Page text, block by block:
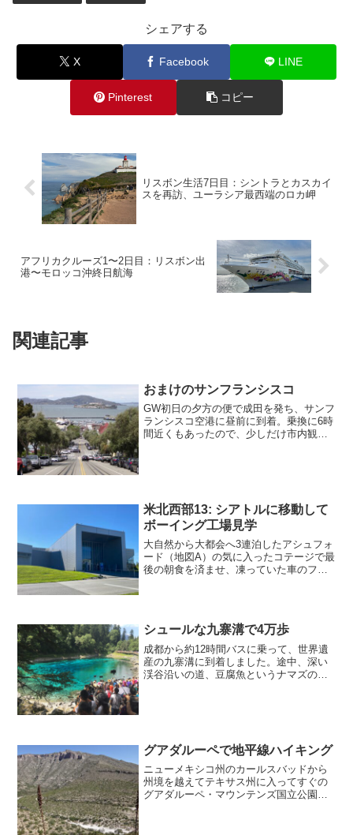
シェアする
X Facebook LINE
Pinterest コピー
リスボン生活7日目：シントラとカスカイ
スを再訪、ユーラシア最西端のロカ岬
アフリカクルーズ1〜2日目：リスボン出
港〜モロッコ沖終日航海
関連記事
おまけのサンフランシスコ
GW初日の夕方の便で成田を発ち、サンフ
ランシスコ空港に昼前に到着。乗換に6時
間近くもあったので、少しだけ市内観光
米北西部13: シアトルに移動して
ボーイング工場見学
大自然から大都会へ3連泊したアシュフォ
ード（地図A）の気に入ったコテージで最
後の朝食を済ませ、凍っていた車のフロ
トルの市街観光です...
シュールな九寨溝で4万歩
成都から約12時間バスに乗って、世界遺
産の九寨溝に到着しました。途中、深い
渓谷沿いの道、豆腐魚というナマズのよ
グアダルーペで地平線ハイキング
ニューメキシコ州のカールスバッドから
州境を越えてテキサス州に入ってすぐの
グアダルーペ・マウンテンズ国立公園で